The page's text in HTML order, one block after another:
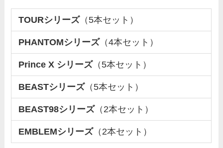
TOURシリーズ（5本セット）
PHANTOMシリーズ（4本セット）
Prince X シリーズ（5本セット）
BEASTシリーズ（5本セット）
BEAST98シリーズ（2本セット）
EMBLEMシリーズ（2本セット）